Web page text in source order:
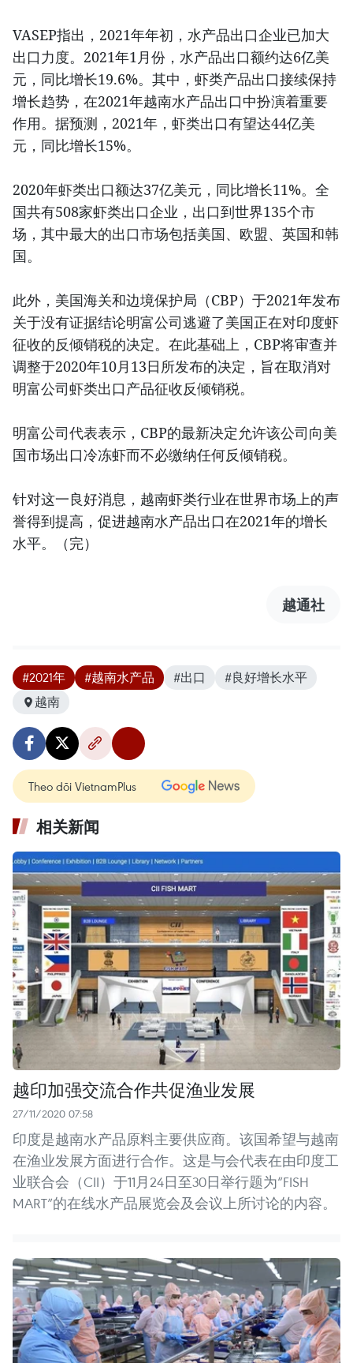
VASEP指出，2021年年初，水产品出口企业已加大
出口力度。2021年1月份，水产品出口额约达6亿美
元，同比增长19.6%。其中，虾类产品出口接续保持
增长趋势，在2021年越南水产品出口中扮演着重要
作用。据预测，2021年，虾类出口有望达44亿美
元，同比增长15%。
2020年虾类出口额达37亿美元，同比增长11%。全
国共有508家虾类出口企业，出口到世界135个市
场，其中最大的出口市场包括美国、欧盟、英国和韩
国。
此外，美国海关和边境保护局（CBP）于2021年发布
关于没有证据结论明富公司逃避了美国正在对印度虾
征收的反倾销税的决定。在此基础上，CBP将审查并
调整于2020年10月13日所发布的决定，旨在取消对
明富公司虾类出口产品征收反倾销税。
明富公司代表表示，CBP的最新决定允许该公司向美
国市场出口冷冻虾而不必缴纳任何反倾销税。
针对这一良好消息，越南虾类行业在世界市场上的声
誉得到提高，促进越南水产品出口在2021年的增长
水平。（完）
越通社
#2021年 #越南水产品 #出口
#良好增长水平
越南
Theo dõi VietnamPlus
相关新闻
越印加强交流合作共促渔业发展
27/11/2020 07:58
印度是越南水产品原料主要供应商。该国希望与越南
在渔业发展方面进行合作。这是与会代表在由印度工
业联合会（CII）于11月24日至30日举行题为“FISH
MART”的在线水产品展览会及会议上所讨论的内容。